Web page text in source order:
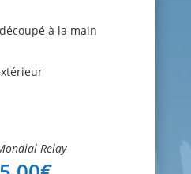
à la main
Relay